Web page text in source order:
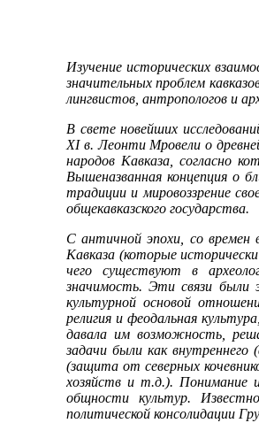
Изучение исторических
значительных проблем
лингвистов, антропологов и
В свете новейших
XI в. Леонти Мровели о
народов Кавказа, согласно
Вышеназванная концепция о
традиции и мировоззрение
общекавказского государства.
С античной эпохи, со времен
Кавказа (которые
чего существуют в
значимость. Эти связи были
культурной основой
религия и феодальная
давала им возможность,
задачи были как
(защита от северных
хозяйств и т.д.). Понимание
общности культур.
политической консолидации